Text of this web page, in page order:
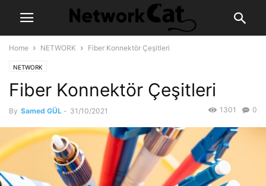
Home NETWORK Fiber Konnektör Çeşitleri
NETWORK
Fiber Konnektör Çeşitleri
By Samed GÜL - 31/10/2021 0
1301